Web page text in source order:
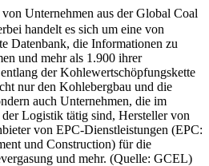
Unternehmen aus der Global Coal
handelt es sich um eine von
Datenbank, die Informationen zu
und mehr als 1.900 ihrer
der Kohlewertschöpfungskette
nur den Kohlebergbau und die
auch Unternehmen, die im
Logistik tätig sind, Hersteller von
von EPC-Dienstleistungen (EPC:
und Construction) für die
und mehr. (Quelle: GCEL)